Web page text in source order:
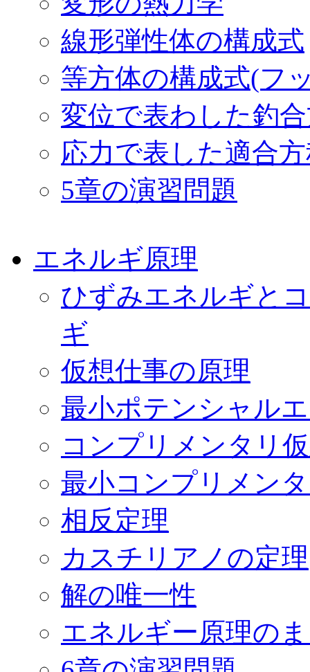
線形弾性体の構成式
等方体の構成式(フ
変位で表わした釣
応力で表した適合
5章の演習問題
エネルギ原理
ひずみエネルギと
ギ
仮想仕事の原理
最小ポテンシャル
コンプリメンタリ
最小コンプリメン
相反定理
カスチリアノの定理
解の唯一性
エネルギー原理の